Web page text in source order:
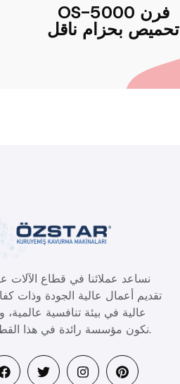
OS-5000 فرن
تحميص بحزام ناقل
نساعد عملائنا في قطاع الآلات
تقديم أعمال عالية الجودة وذات
عالية في بيئة تنافسية عالمية،
نكون مؤسسة رائدة في هذا القطاع.